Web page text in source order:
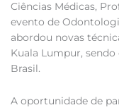
Ciências Médicas,
evento de
abordou novas
Kuala Lumpur,
Brasil.
A oportunidade de